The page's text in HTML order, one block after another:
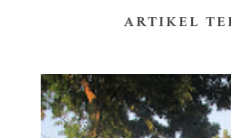
ARTIKEL